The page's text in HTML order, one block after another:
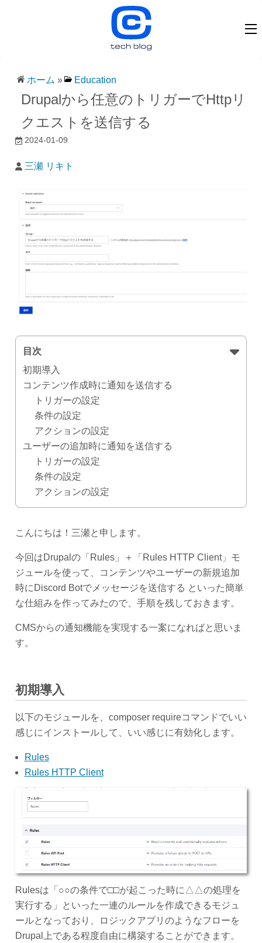
ホーム » Education
Drupalから任意のトリガーでHttpリ
クエストを送信する
2024-01-09
三瀬 リキト
目次
初期導入
コンテンツ作成時に通知を送信する
トリガーの設定
条件の設定
アクションの設定
ユーザーの追加時に通知を送信する
トリガーの設定
条件の設定
アクションの設定
こんにちは！三瀬と申します。
今回はDrupalの「Rules」＋「Rules HTTP Client」モ
ジュールを使って、コンテンツやユーザーの新規追加
時にDiscord Botでメッセージを送信する といった簡単
な仕組みを作ってみたので、手順を残しておきます。
CMSからの通知機能を実現する一案になればと思いま
す。
初期導入
以下のモジュールを、composer requireコマンドでいい
感じにインストールして、いい感じに有効化します。
Rules
Rules HTTP Client
Rulesは「○○の条件で□□が起こった時に△△の処理を
実行する」といった一連のルールを作成できるモジュ
ールとなっており、ロジックアプリのようなフローを
Drupal上である程度自由に構築することができます。